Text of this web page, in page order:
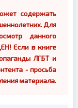
содержать
Для
данного
Если в книге
ЛГБТ и
- просьба
материала.